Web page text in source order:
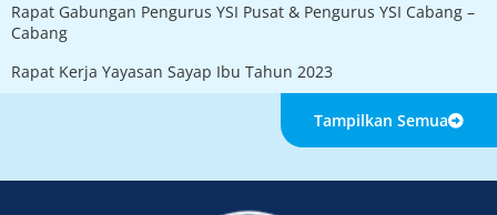
Rapat Gabungan Pengurus YSI Pusat & Pengurus YSI Cabang –
Cabang
Rapat Kerja Yayasan Sayap Ibu Tahun 2023
Tampilkan Semua